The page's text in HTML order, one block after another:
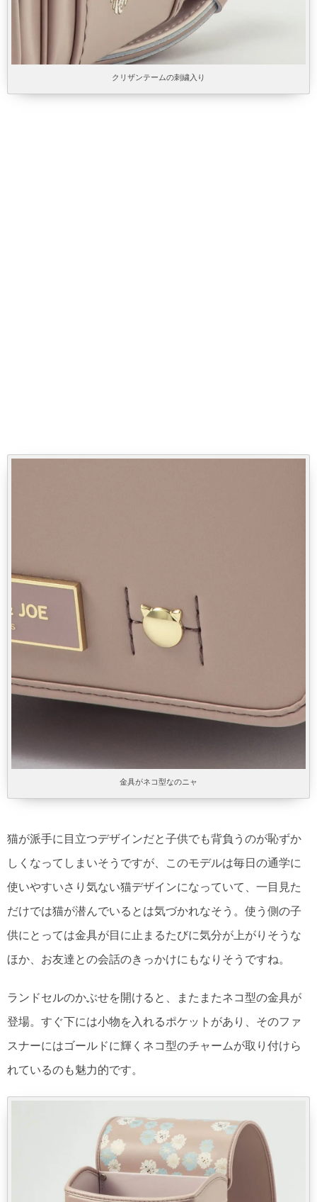
クリザンテームの刺繍入り
金具がネコ型なのニャ
猫が派手に目立つデザインだと子供でも背負うのが恥ずか
しくなってしまいそうですが、このモデルは毎日の通学に
使いやすいさり気ない猫デザインになっていて、一目見た
だけでは猫が潜んでいるとは気づかれなそう。使う側の子
供にとっては金具が目に止まるたびに気分が上がりそうな
ほか、お友達との会話のきっかけにもなりそうですね。
ランドセルのかぶせを開けると、またまたネコ型の金具が
登場。すぐ下には小物を入れるポケットがあり、そのファ
スナーにはゴールドに輝くネコ型のチャームが取り付けら
れているのも魅力的です。